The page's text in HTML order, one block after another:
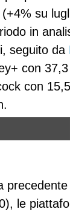
su
in
seguito da
con
con
le